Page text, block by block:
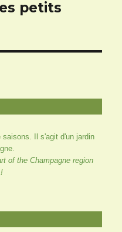
petits
saisons. Il s'agit d'un jardin
of the Champagne region